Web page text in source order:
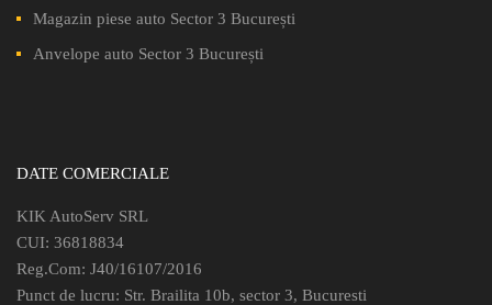
Magazin piese auto Sector 3 București
Anvelope auto Sector 3 București
DATE COMERCIALE
KIK AutoServ SRL
CUI: 36818834
Reg.Com: J40/16107/2016
Punct de lucru: Str. Brailita 10b, sector 3, Bucuresti